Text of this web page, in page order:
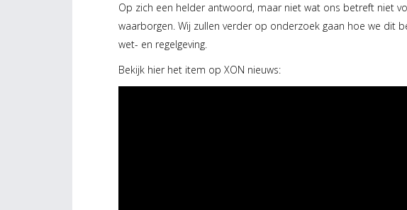
Op zich een helder antwoord, maar niet wat ons betreft niet
waarborgen. Wij zullen verder op onderzoek gaan hoe we dit
wet- en regelgeving.
Bekijk hier het item op XON nieuws: